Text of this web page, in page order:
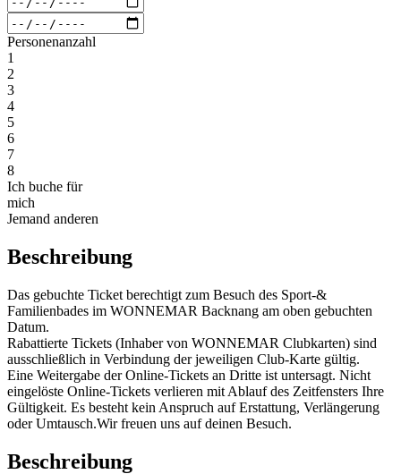
Personenanzahl
1
2
3
4
5
6
7
8
Ich buche für
mich
Jemand anderen
Beschreibung
Das gebuchte Ticket berechtigt zum Besuch des Sport-&
Familienbades im WONNEMAR Backnang am oben gebuchten
Datum.
Rabattierte Tickets (Inhaber von WONNEMAR Clubkarten) sind
ausschließlich in Verbindung der jeweiligen Club-Karte gültig.
Eine Weitergabe der Online-Tickets an Dritte ist untersagt. Nicht
eingelöste Online-Tickets verlieren mit Ablauf des Zeitfensters Ihre
Gültigkeit. Es besteht kein Anspruch auf Erstattung, Verlängerung
oder Umtausch.Wir freuen uns auf deinen Besuch.
Beschreibung